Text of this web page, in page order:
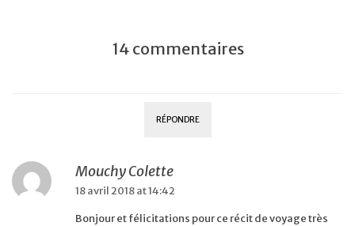
14 commentaires
RÉPONDRE
Mouchy Colette
18 avril 2018 at 14:42
Bonjour et félicitations pour ce récit de voyage très